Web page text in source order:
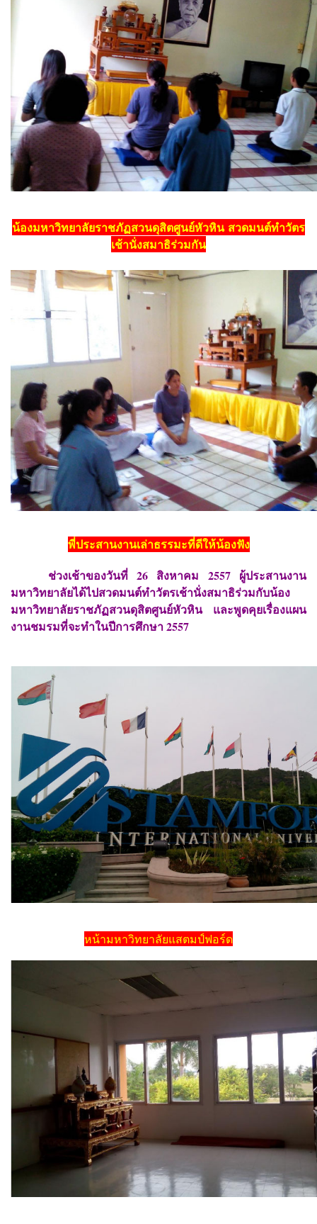
น้องมหาวิทยาลัยราชภัฏสวนดุสิตศูนย์หัวหิน สวดมนต์ทำวัตร
เช้านั่งสมาธิร่วมกัน
พี่ประสานงานเล่าธรรมะที่ดีให้น้องฟัง
ช่วงเช้าของวันที่ 26 สิงหาคม 2557 ผู้ประสานงาน
มหาวิทยาลัยได้ไปสวดมนต์ทำวัตรเช้านั่งสมาธิร่วมกับน้อง
มหาวิทยาลัยราชภัฏสวนดุสิตศูนย์หัวหิน และพูดคุยเรื่องแผน
งานชมรมที่จะทำในปีการศึกษา 2557
หน้ามหาวิทยาลัยแสตมป์ฟอร์ด